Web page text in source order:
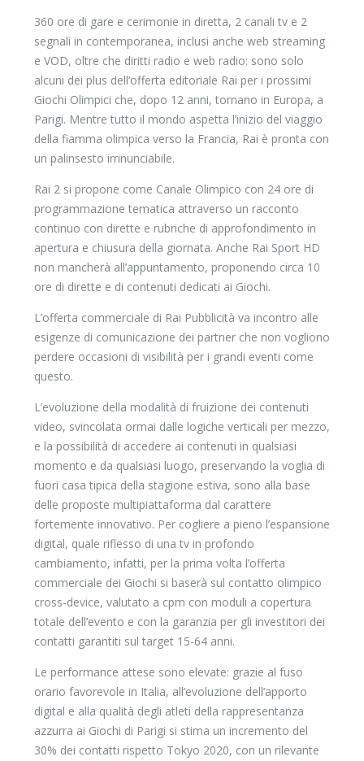
360 ore di gare e cerimonie in diretta, 2 canali tv e 2
segnali in contemporanea, inclusi anche web streaming
e VOD, oltre che diritti radio e web radio: sono solo
alcuni dei plus dell’offerta editoriale Rai per i prossimi
Giochi Olimpici che, dopo 12 anni, tornano in Europa, a
Parigi. Mentre tutto il mondo aspetta l’inizio del viaggio
della fiamma olimpica verso la Francia, Rai è pronta con
un palinsesto irrinunciabile.
Rai 2 si propone come Canale Olimpico con 24 ore di
programmazione tematica attraverso un racconto
continuo con dirette e rubriche di approfondimento in
apertura e chiusura della giornata. Anche Rai Sport HD
non mancherà all’appuntamento, proponendo circa 10
ore di dirette e di contenuti dedicati ai Giochi.
L’offerta commerciale di Rai Pubblicità va incontro alle
esigenze di comunicazione dei partner che non vogliono
perdere occasioni di visibilità per i grandi eventi come
questo.
L’evoluzione della modalità di fruizione dei contenuti
video, svincolata ormai dalle logiche verticali per mezzo,
e la possibilità di accedere ai contenuti in qualsiasi
momento e da qualsiasi luogo, preservando la voglia di
fuori casa tipica della stagione estiva, sono alla base
delle proposte multipiattaforma dal carattere
fortemente innovativo. Per cogliere a pieno l’espansione
digital, quale riflesso di una tv in profondo
cambiamento, infatti, per la prima volta l’offerta
commerciale dei Giochi si baserà sul contatto olimpico
cross-device, valutato a cpm con moduli a copertura
totale dell’evento e con la garanzia per gli investitori dei
contatti garantiti sul target 15-64 anni.
Le performance attese sono elevate: grazie al fuso
orario favorevole in Italia, all’evoluzione dell’apporto
digital e alla qualità degli atleti della rappresentanza
azzurra ai Giochi di Parigi si stima un incremento del
30% dei contatti rispetto Tokyo 2020, con un rilevante